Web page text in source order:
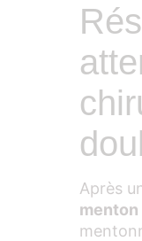
Après
menton